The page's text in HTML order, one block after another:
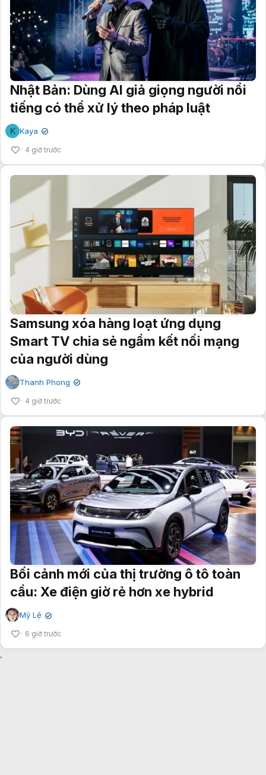
Nhật Bản: Dùng AI giả giọng người nổi
tiếng có thể xử lý theo pháp luật
K Kaya ✔
4 giờ trước
Samsung xóa hàng loạt ứng dụng
Smart TV chia sẻ ngầm kết nối mạng
của người dùng
Thanh Phong ✔
4 giờ trước
Bối cảnh mới của thị trường ô tô toàn
cầu: Xe điện giờ rẻ hơn xe hybrid
Mỹ Lệ ✔
6 giờ trước